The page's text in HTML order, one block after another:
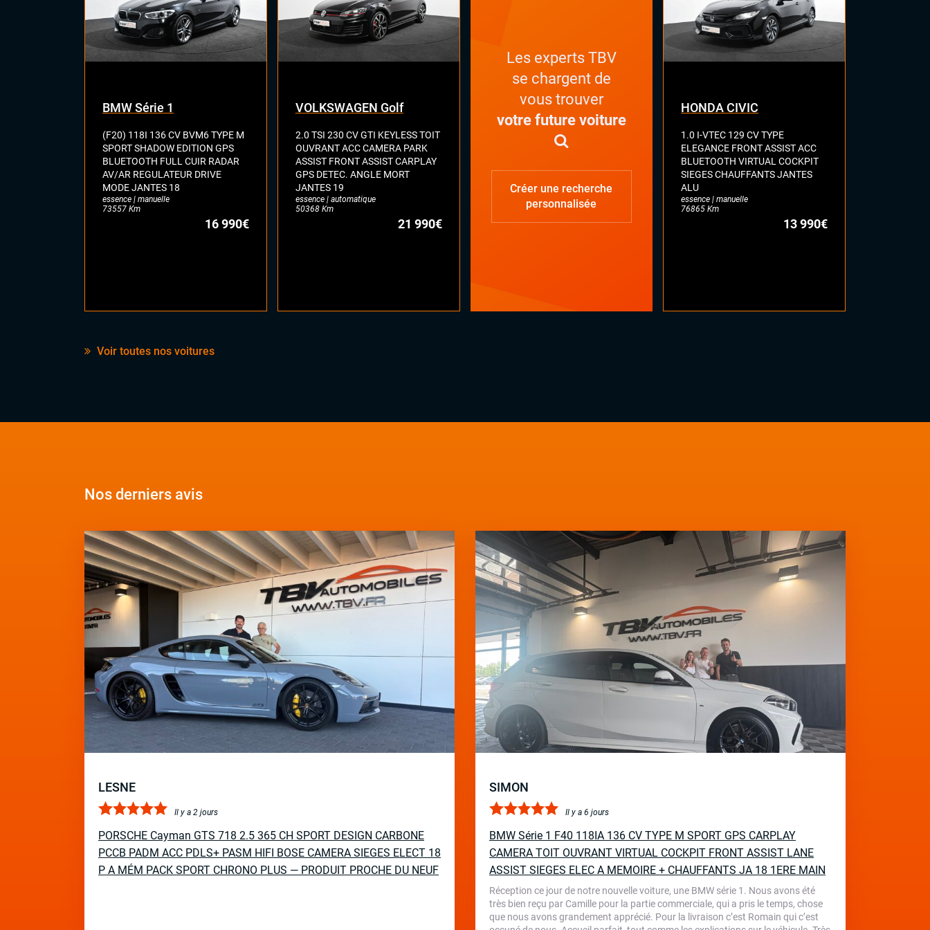
BMW Série 1
(F20) 118I 136 CV BVM6 TYPE M
SPORT SHADOW EDITION GPS
BLUETOOTH FULL CUIR RADAR
AV/AR REGULATEUR DRIVE
MODE JANTES 18
essence | manuelle
73557 Km
16 990€
VOLKSWAGEN Golf
2.0 TSI 230 CV GTI KEYLESS TOIT
OUVRANT ACC CAMERA PARK
ASSIST FRONT ASSIST CARPLAY
GPS DETEC. ANGLE MORT
JANTES 19
essence | automatique
50368 Km
21 990€
Les experts TBV
se chargent de
vous trouver
votre future voiture
Créer une recherche
personnalisée
HONDA CIVIC
1.0 I-VTEC 129 CV TYPE
ELEGANCE FRONT ASSIST ACC
BLUETOOTH VIRTUAL COCKPIT
SIEGES CHAUFFANTS JANTES
ALU
essence | manuelle
76865 Km
13 990€
Voir toutes nos voitures
Nos derniers avis
LESNE
Il y a 2 jours
PORSCHE Cayman GTS 718 2.5 365 CH SPORT DESIGN CARBONE
PCCB PADM ACC PDLS+ PASM HIFI BOSE CAMERA SIEGES ELECT 18
P A MÉM PACK SPORT CHRONO PLUS — PRODUIT PROCHE DU NEUF
SIMON
Il y a 6 jours
BMW Série 1 F40 118IA 136 CV TYPE M SPORT GPS CARPLAY
CAMERA TOIT OUVRANT VIRTUAL COCKPIT FRONT ASSIST LANE
ASSIST SIEGES ELEC A MEMOIRE + CHAUFFANTS JA 18 1ERE MAIN
Réception ce jour de notre nouvelle voiture, une BMW série 1. Nous avons été
très bien reçu par Camille pour la partie commerciale, qui a pris le temps, chose
que nous avons grandement apprécié. Pour la livraison c’est Romain qui c’est